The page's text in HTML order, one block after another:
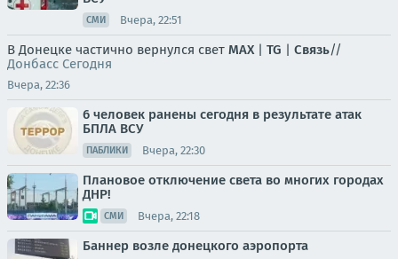
СМИ Вчера, 22:51
В Донецке частично вернулся свет MAX| TG | Связь//
Донбасс Сегодня
Вчера, 22:36
6 человек ранены сегодня в результате атак
БПЛА ВСУ
ПАБЛИКИ Вчера, 22:30
Плановое отключение света во многих городах
ДНР!
СМИ Вчера, 22:18
Баннер возле донецкого аэропорта